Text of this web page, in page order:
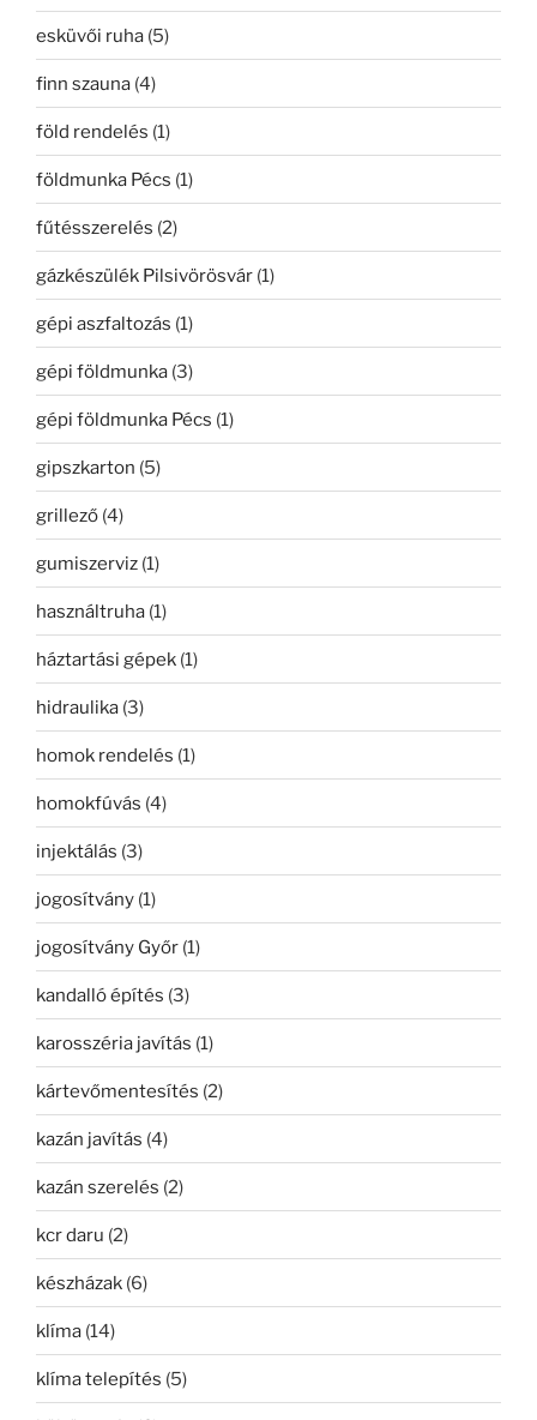
esküvői ruha (5)
finn szauna (4)
föld rendelés (1)
földmunka Pécs (1)
fűtésszerelés (2)
gázkészülék Pilsivörösvár (1)
gépi aszfaltozás (1)
gépi földmunka (3)
gépi földmunka Pécs (1)
gipszkarton (5)
grillező (4)
gumiszerviz (1)
használtruha (1)
háztartási gépek (1)
hidraulika (3)
homok rendelés (1)
homokfúvás (4)
injektálás (3)
jogosítvány (1)
jogosítvány Győr (1)
kandalló építés (3)
karosszéria javítás (1)
kártevőmentesítés (2)
kazán javítás (4)
kazán szerelés (2)
kcr daru (2)
készházak (6)
klíma (14)
klíma telepítés (5)